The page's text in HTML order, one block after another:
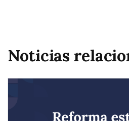
Noticias